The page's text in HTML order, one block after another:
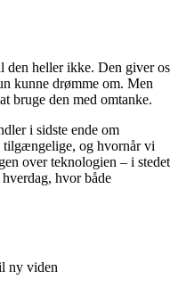
den heller ikke. Den giver os
kunne drømme om. Men
bruge den med omtanke.
i sidste ende om
og hvornår vi
over teknologien – i stedet
hvor både
ny viden